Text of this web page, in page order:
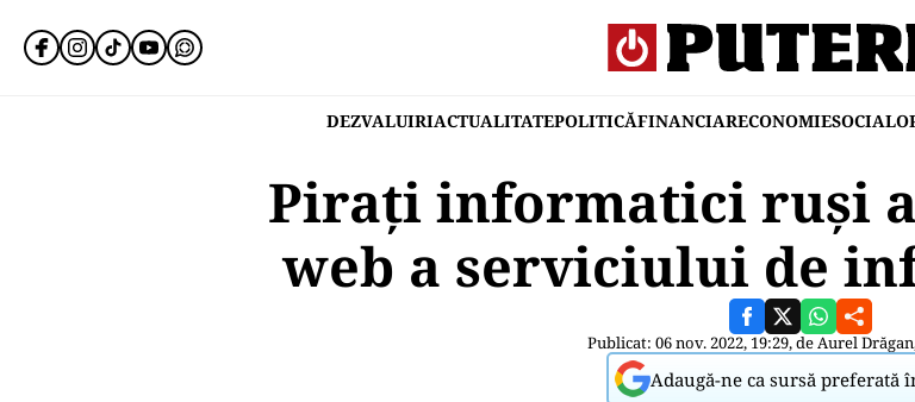
DEZVALUIRIACTUALITATEPOLITICĂFINANCIARECONOMIESOCIAL
Piraţi informatici ruşi
web a serviciului de
Publicat: 06 nov. 2022, 19:29, deAurel Drăgan
Adaugă-ne ca sursă preferată